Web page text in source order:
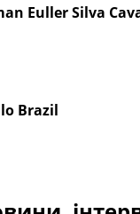
таблиці
Euller Silva
Brazil